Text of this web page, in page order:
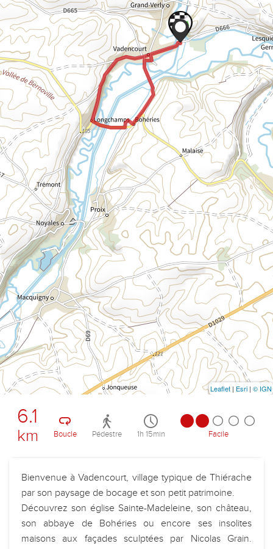
6.1
km Boucle Pédestre 1h 15min Facile
Bienvenue à Vadencourt, village typique de Thiérache
par son paysage de bocage et son petit patrimoine.
Découvrez son église Sainte-Madeleine, son château,
son abbaye de Bohéries ou encore ses insolites
maisons aux façades sculptées par Nicolas Grain.
Leaflet | Esri | © IGN